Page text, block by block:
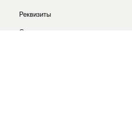
Реквизиты
Сервис